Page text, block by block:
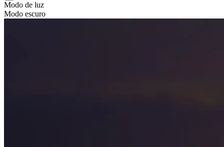
Modo de luz
Modo escuro